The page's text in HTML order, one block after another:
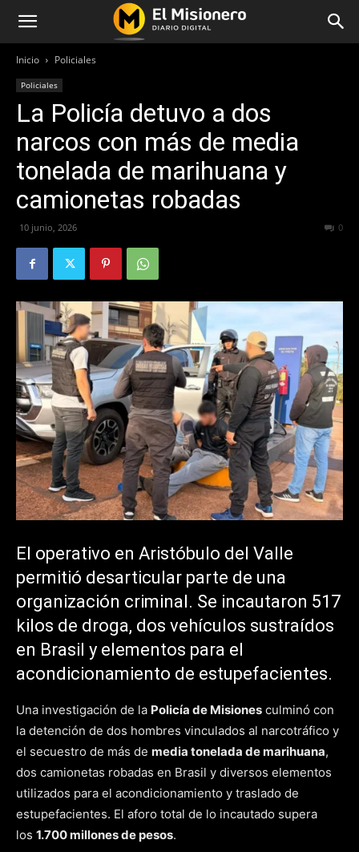
Inicio Policiales
Policiales
La Policía detuvo a dos
narcos con más de media
tonelada de marihuana y
camionetas robadas
10 junio, 2026 0
El operativo en Aristóbulo del Valle
permitió desarticular parte de una
organización criminal. Se incautaron 517
kilos de droga, dos vehículos sustraídos
en Brasil y elementos para el
acondicionamiento de estupefacientes.
Una investigación de la Policía de Misiones culminó con
la detención de dos hombres vinculados al narcotráfico y
el secuestro de más de media tonelada de marihuana,
dos camionetas robadas en Brasil y diversos elementos
utilizados para el acondicionamiento y traslado de
estupefacientes. El aforo total de lo incautado supera
los 1.700 millones de pesos.